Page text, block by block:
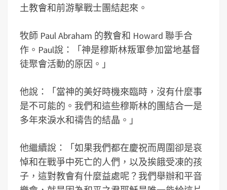
土教會和前游擊戰士團結起來。
牧師 Paul Abraham 的教會和 Howard 聯手合
作。Paul說：「神是穆斯林叛軍參加當地基督
徒聚會活動的原因。」
他說：「當神的美好時機來臨時，沒有什麼事
是不可能的。我們和這些穆斯林的團結合一是
多年來淚水和禱告的結晶。」
他繼續說：「如果我們都在慶祝而周圍卻是哀
悼和在戰爭中死亡的人們，以及挨餓受凍的孩
子，這對教會有什麼益處呢？我們舉辦和平音